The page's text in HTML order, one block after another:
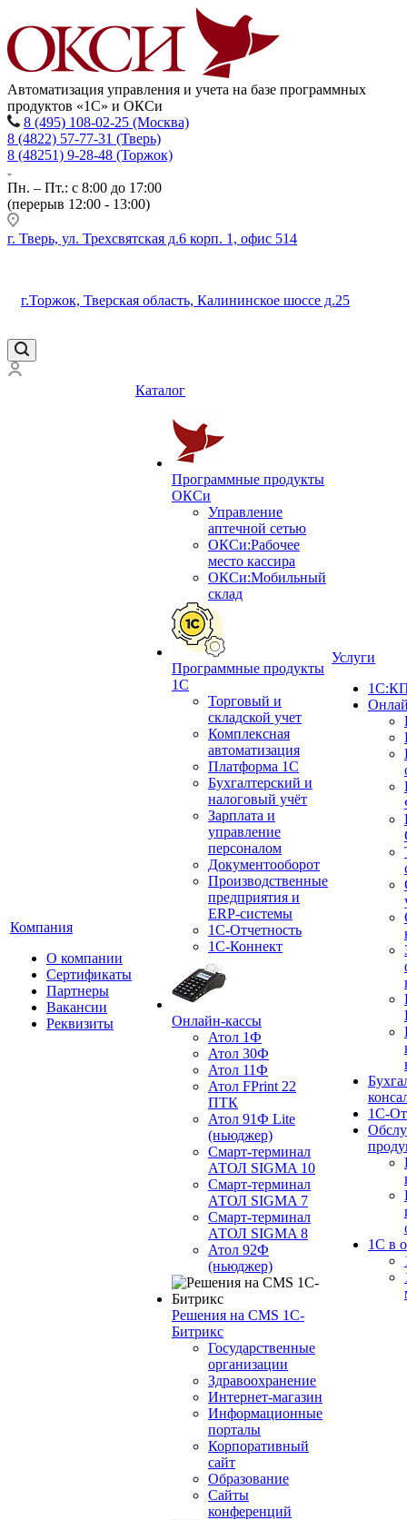
Автоматизация управления и учета на базе программных
продуктов «1С» и ОКСи
8 (495) 108-02-25 (Москва)
8 (4822) 57-77-31 (Тверь)
8 (48251) 9-28-48 (Торжок)
Пн. – Пт.: с 8:00 до 17:00
(перерыв 12:00 - 13:00)
г. Тверь, ул. Трехсвятская д.6 корп. 1, офис 514
г.Торжок, Тверская область, Калининское шоссе д.25
Компания
О компании
Сертификаты
Партнеры
Вакансии
Реквизиты
Каталог
Программные продукты
ОКСи
Управление
аптечной сетью
ОКСи:Рабочее
место кассира
ОКСи:Мобильный
склад
Программные продукты
1С
Торговый и
складской учет
Комплексная
автоматизация
Платформа 1С
Бухгалтерский и
налоговый учёт
Зарплата и
управление
персоналом
Документооборот
Производственные
предприятия и
ERP-системы
1С-Отчетность
1С-Коннект
Онлайн-кассы
Атол 1Ф
Атол 30Ф
Атол 11Ф
Атол FPrint 22
ПТК
Атол 91Ф Lite
(ньюджер)
Смарт-терминал
АТОЛ SIGMA 10
Смарт-терминал
АТОЛ SIGMA 7
Смарт-терминал
АТОЛ SIGMA 8
Атол 92Ф
(ньюджер)
Решения на CMS 1С-
Битрикс
Государственные
организации
Здравоохранение
Интернет-магазин
Информационные
порталы
Корпоративный
сайт
Образование
Сайты
конференций
Услуги
1С-
1С в